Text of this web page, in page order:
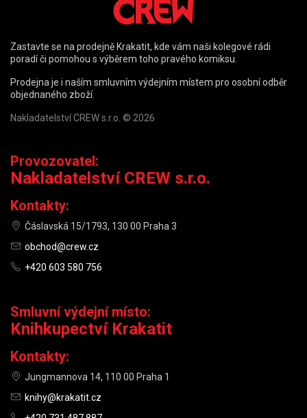
Zastavte se na prodejně Krakatit, kde vám naši kolegové rádi
poradí či pomohou s výběrem toho pravého komiksu.
Prodejna je i naším smluvním výdejním místem pro osobní odběr
objednaného zboží.
Nakladatelství CREW s.r.o. © 2026
Provozovatel:
Nakladatelství CREW s.r.o.
Kontakty:
Čáslavská 15/1793, 130 00 Praha 3
obchod@crew.cz
+420 603 580 756
Smluvní výdejní místo:
Knihkupectví Krakatit
Kontakty:
Jungmannova 14, 110 00 Praha 1
knihy@krakatit.cz